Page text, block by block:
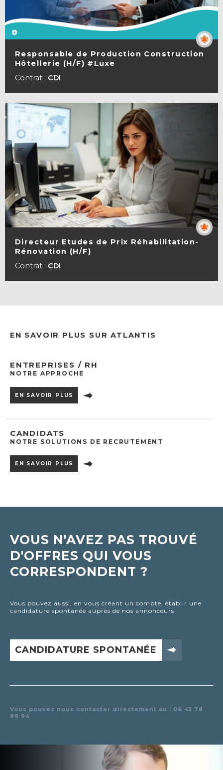
Responsable de Production Construction
Hôtellerie (H/F) #Luxe
Contrat : CDI
Directeur Etudes de Prix Réhabilitation-
Rénovation (H/F)
Contrat : CDI
EN SAVOIR PLUS SUR ATLANTIS
ENTREPRISES / RH
NOTRE APPROCHE
EN SAVOIR PLUS
CANDIDATS
NOTRE SOLUTIONS DE RECRUTEMENT
EN SAVOIR PLUS
VOUS N'AVEZ PAS TROUVÉ
D'OFFRES QUI VOUS
CORRESPONDENT ?
Vous pouvez aussi, en vous créant un compte, établir une
candidature spontanée auprès de nos annonceurs.
CANDIDATURE SPONTANÉE
Vous pouvez nous contacter directement au : 06 45 78
89 94